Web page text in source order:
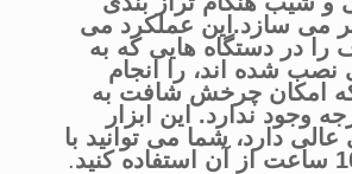
می سازد.این عملکرد می
را در دستگاه هایی که به
شده اند، را انجام
امکان چرخش شافت به
180 درجه وجود ندارد. این ابزار
دارد، شما می توانید با
.